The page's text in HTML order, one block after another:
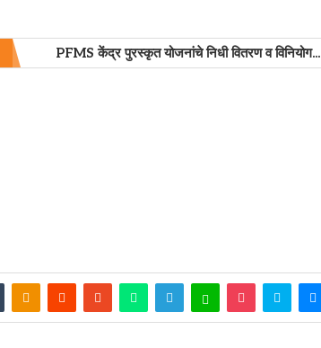
PFMS केंद्र पुरस्कृत योजनांचे निधी वितरण व विनियोग...